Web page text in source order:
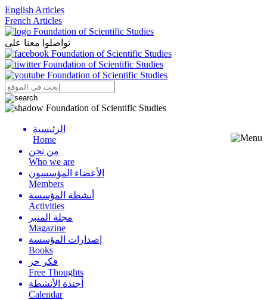
English Articles
French Articles
تواصلوا معنا على
Menu
الرئيسية
Home
من نحن
Who we are
الأعضاء المؤسسون
Members
أنشطة المؤسسة
Activities
مجلة المنبر
Magazine
إصدارات المؤسسة
Books
فكر حر
Free Thoughts
أجندة الأنشطة
Calendar